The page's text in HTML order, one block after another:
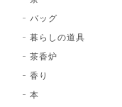
バッグ
暮らしの道具
茶香炉
香り
本